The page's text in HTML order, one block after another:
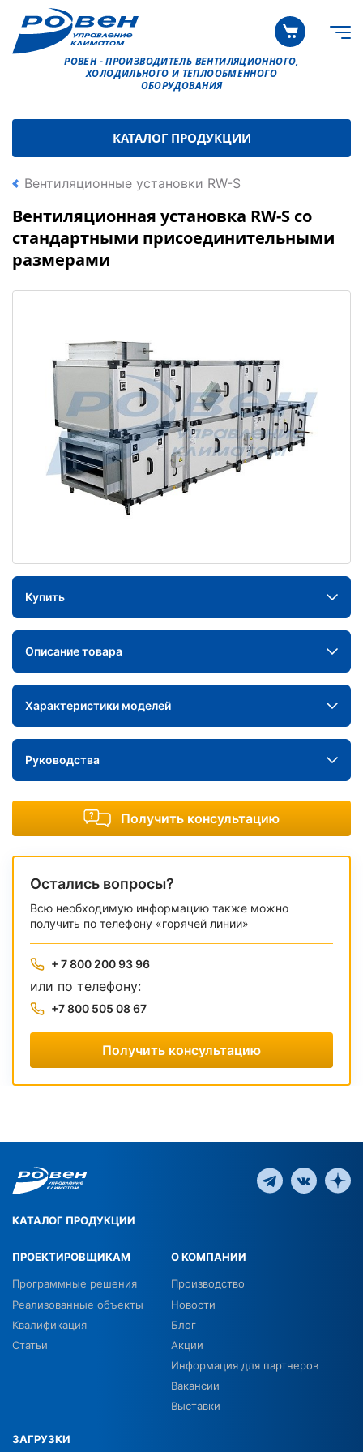
РОВЕН - ПРОИЗВОДИТЕЛЬ ВЕНТИЛЯЦИОННОГО,
ХОЛОДИЛЬНОГО И ТЕПЛООБМЕННОГО
ОБОРУДОВАНИЯ
КАТАЛОГ ПРОДУКЦИИ
Вентиляционные установки RW-S
Вентиляционная установка RW-S со
стандартными присоединительными
размерами
Купить
Описание товара
Характеристики моделей
Руководства
Получить консультацию
Остались вопросы?
Всю необходимую информацию также можно
получить по телефону «горячей линии»
+ 7 800 200 93 96
или по телефону:
+7 800 505 08 67
Получить консультацию
КАТАЛОГ ПРОДУКЦИИ
ПРОЕКТИРОВЩИКАМ
Программные решения
Реализованные объекты
Квалификация
Статьи
О КОМПАНИИ
Производство
Новости
Блог
Акции
Информация для партнеров
Вакансии
Выставки
ЗАГРУЗКИ